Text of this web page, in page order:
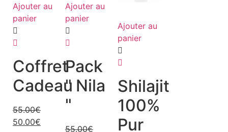
Ajouter au
panier
Coffret
Cadeau
55.00€
50.00€
Ajouter au
panier
Pack
" Nila
"
55.00€
Ajouter au
panier
Shilajit
100%
Pur